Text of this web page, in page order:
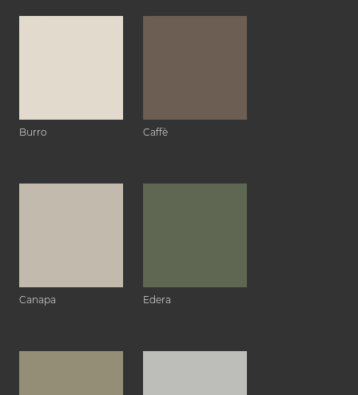
Burro Caffè
Canapa Edera